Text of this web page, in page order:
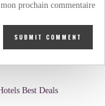
mon prochain commentaire.
Best Deals